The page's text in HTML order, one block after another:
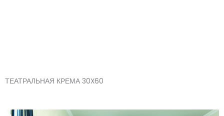
Skip
ТЕАТРАЛЬНАЯ КРЕМА 30X60